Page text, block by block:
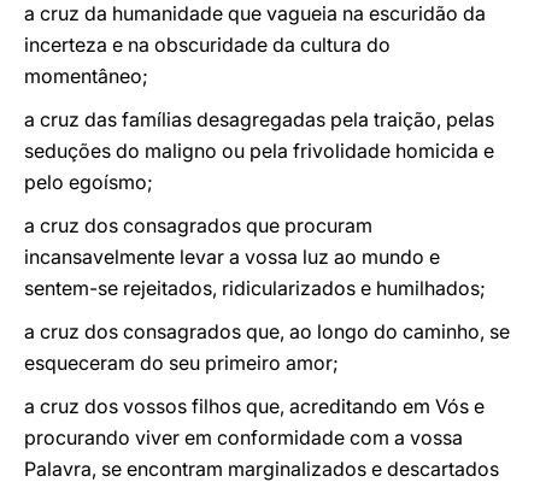
a cruz da humanidade que vagueia na escuridão da
incerteza e na obscuridade da cultura do
momentâneo;
a cruz das famílias desagregadas pela traição, pelas
seduções do maligno ou pela frivolidade homicida e
pelo egoísmo;
a cruz dos consagrados que procuram
incansavelmente levar a vossa luz ao mundo e
sentem-se rejeitados, ridicularizados e humilhados;
a cruz dos consagrados que, ao longo do caminho, se
esqueceram do seu primeiro amor;
a cruz dos vossos filhos que, acreditando em Vós e
procurando viver em conformidade com a vossa
Palavra, se encontram marginalizados e descartados